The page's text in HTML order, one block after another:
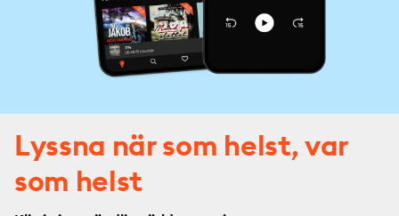
Lyssna när som helst, var
som helst